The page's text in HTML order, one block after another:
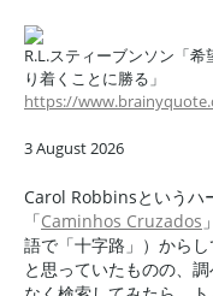
R.L.スティーブンソン「
り着くことに勝る」
https://
3 August 2026
Carol Robbinsというハ
「Caminhos Cruzados
語で「十字路」）から
と思っていたものの、